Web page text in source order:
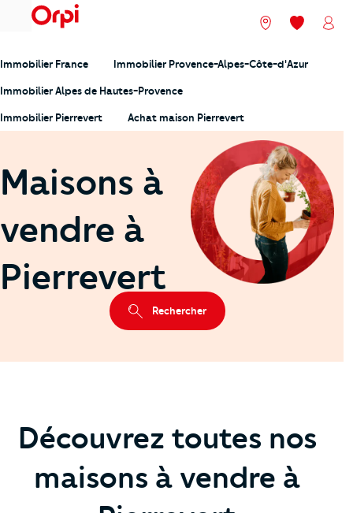
menu Nos agences
Mes
Immobilier France Immobilier Provence-Alpes-Côte-d'Azur
Immobilier Alpes de Hautes-Provence
Immobilier Pierrevert Achat maison Pierrevert
Maisons à
vendre à
Pierrevert
Rechercher
Découvrez toutes nos
maisons à vendre à